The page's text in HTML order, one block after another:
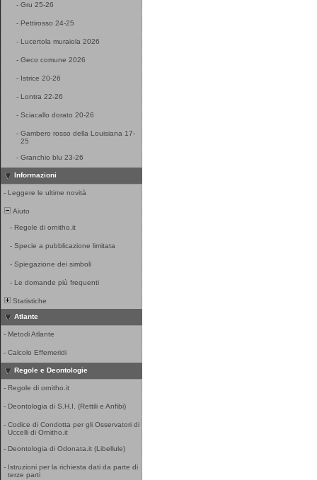
- Gru 25-26
- Pettirosso 24-25
- Lucertola muraiola 2026
- Geco comune 2026
- Istrice 20-26
- Lontra 22-26
- Sciacallo dorato 20-26
- Gambero rosso della Louisiana 17-
25
- Granchio blu 23-26
Informazioni
- Leggere le ultime novità
Aiuto
- Regole di ornitho.it
- Specie a pubblicazione limitata
- Spiegazione dei simboli
- Le domande più frequenti
Statistiche
Atlante
- Metodi Atlante
- Calcolo Effemeridi
Regole e Deontologie
- Regole di ornitho.it
- Deontologia di S.H.I. (Rettili e Anfibi)
- Codice di Condotta per gli Osservatori di
Uccelli di Ornitho.it
- Deontologia di Odonata.it (Libellule)
- Istruzioni per la richiesta dati da parte di
terze parti